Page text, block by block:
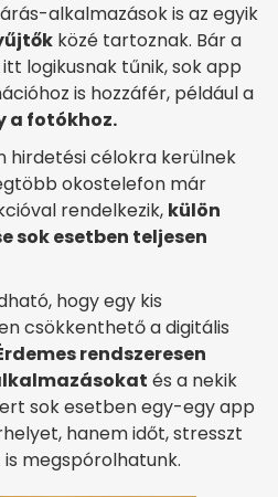
alkalmazások is az egyik
közé tartoznak. Bár a
logikusnak tűnik, sok app
is hozzáfér, például a
a fotókhoz.
hirdetési célokra kerülnek
okostelefon már
rendelkezik, külön
sok esetben teljesen
hogy egy kis
csökkenthető a digitális
rendszeresen
és a nekik
sok esetben egy-egy app
hanem időt, stresszt
megspórolhatunk.